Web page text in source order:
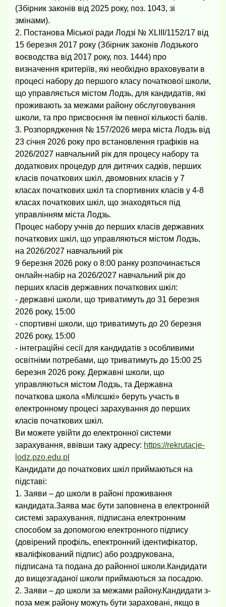
(Збірник законів від 2025 року, поз. 1043, зі
змінами).
2. Постанова Міської ради Лодзі № XLIII/1152/17 від
15 березня 2017 року (Збірник законів Лодзького
воєводства від 2017 року, поз. 1444) про
визначення критеріїв, які необхідно враховувати в
процесі набору до першого класу початкової школи,
що управляється містом Лодзь, для кандидатів, які
проживають за межами району обслуговування
школи, та про присвоєння їм певної кількості балів.
3. Розпорядження № 157/2026 мера міста Лодзь від
23 січня 2026 року про встановлення графіків на
2026/2027 навчальний рік для процесу набору та
додаткових процедур для дитячих садків, перших
класів початкових шкіл, двомовних класів у 7
класах початкових шкіл та спортивних класів у 4-8
класах початкових шкіл, що знаходяться під
управлінням міста Лодзь.
Процес набору учнів до перших класів державних
початкових шкіл, що управляються містом Лодзь,
на 2026/2027 навчальний рік
9 березня 2026 року о 8:00 ранку розпочинається
онлайн-набір на 2026/2027 навчальний рік до
перших класів державних початкових шкіл:
- державні школи, що триватимуть до 31 березня
2026 року, 15:00
- спортивні школи, що триватимуть до 20 березня
2026 року, 15:00
- інтеграційні сесії для кандидатів з особливими
освітніми потребами, що триватимуть до 15:00 25
березня 2026 року. Державні школи, що
управляються містом Лодзь, та Державна
початкова школа «Мілєшкі» беруть участь в
електронному процесі зарахування до перших
класів початкових шкіл.
Ви можете увійти до електронної системи
зарахування, ввівши таку адресу: https://rekrutacje-
lodz.pzo.edu.pl
Кандидати до початкових шкіл приймаються на
підставі:
1. Заяви – до школи в районі проживання
кандидата.Заява має бути заповнена в електронній
системі зарахування, підписана електронним
способом за допомогою електронного підпису
(довірений профіль, електронний ідентифікатор,
кваліфікований підпис) або роздрукована,
підписана та подана до районної школи.Кандидати
до вищезгаданої школи приймаються за посадою.
2. Заяви – до школи за межами району.Кандидати з-
поза меж району можуть бути зараховані, якщо в